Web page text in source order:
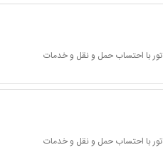
تور با احتساب حمل و نقل و خدمات
تور با احتساب حمل و نقل و خدمات